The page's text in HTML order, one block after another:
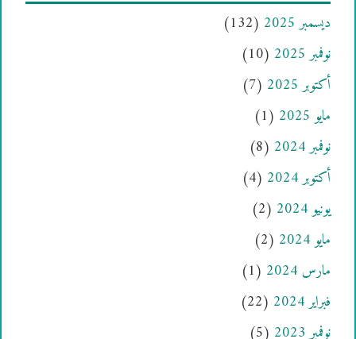
ديسمبر 2025
(132)
نوفمبر 2025
(10)
أكتوبر 2025
(7)
مايو 2025
(1)
نوفمبر 2024
(8)
أكتوبر 2024
(4)
يونيو 2024
(2)
مايو 2024
(2)
مارس 2024
(1)
فبراير 2024
(22)
نوفمبر 2023
(5)